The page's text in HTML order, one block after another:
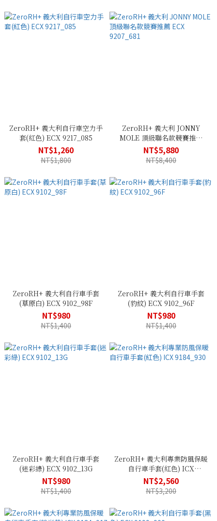
ZeroRH+ 義大利自行車空力手
套(紅色) ECX 9217_085
NT$1,260
NT$1,800
ZeroRH+ 義大利 JONNY
MOLE 頂級聯名款競賽推薦
ECX 9207_681
NT$5,880
NT$8,400
ZeroRH+ 義大利自行車手套
(草原白) ECX 9102_98F
NT$980
NT$1,400
ZeroRH+ 義大利自行車手套
(豹紋) ECX 9102_96F
NT$980
NT$1,400
ZeroRH+ 義大利自行車手套
(迷彩綠) ECX 9102_13G
NT$980
NT$1,400
ZeroRH+ 義大利專業防風保暖
自行車手套(紅色) ICX
9184_930
NT$2,560
NT$3,200